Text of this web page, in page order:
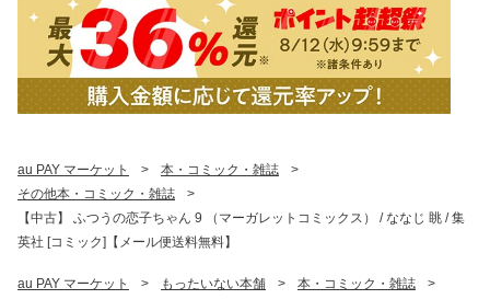
au PAY マーケット > 本・コミック・雑誌
>
その他本・コミック・雑誌
>
【中古】 ふつうの恋子ちゃん 9 （マーガレットコミックス） / ななじ 眺 / 集
英社 [コミック]【メール便送料無料】
au PAY マーケット > もったいない本舗 > 本・コミック・雑誌
>